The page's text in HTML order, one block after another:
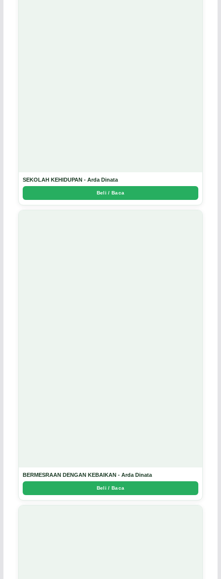
SEKOLAH KEHIDUPAN - Arda Dinata
Beli / Baca
BERMESRAAN DENGAN KEBAIKAN - Arda Dinata
Beli / Baca